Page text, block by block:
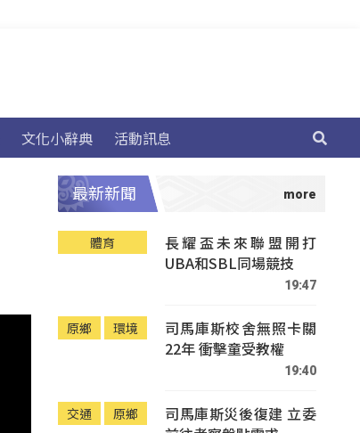
文化小辭典 活動訊息
最新新聞
體育
長耀盃未來聯盟開打
UBA和SBL同場競技
19:47
原鄉 環境
司馬庫斯校舍無照卡關
22年 衝擊童受教權
19:40
交通 原鄉
司馬庫斯災後復建 立委